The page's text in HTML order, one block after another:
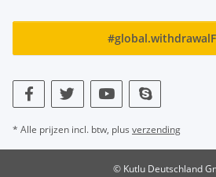
* Alle prijzen incl. btw, plus verzending
© Kutlu Deutschland